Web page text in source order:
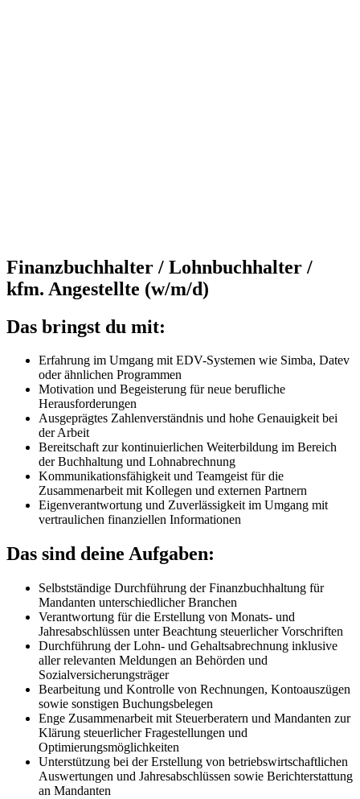
Finanzbuchhalter / Lohnbuchhalter /
kfm. Angestellte (w/m/d)
Das bringst du mit:
Erfahrung im Umgang mit EDV-Systemen wie Simba, Datev
oder ähnlichen Programmen
Motivation und Begeisterung für neue berufliche
Herausforderungen
Ausgeprägtes Zahlenverständnis und hohe Genauigkeit bei
der Arbeit
Bereitschaft zur kontinuierlichen Weiterbildung im Bereich
der Buchhaltung und Lohnabrechnung
Kommunikationsfähigkeit und Teamgeist für die
Zusammenarbeit mit Kollegen und externen Partnern
Eigenverantwortung und Zuverlässigkeit im Umgang mit
vertraulichen finanziellen Informationen
Das sind deine Aufgaben:
Selbstständige Durchführung der Finanzbuchhaltung für
Mandanten unterschiedlicher Branchen
Verantwortung für die Erstellung von Monats- und
Jahresabschlüssen unter Beachtung steuerlicher Vorschriften
Durchführung der Lohn- und Gehaltsabrechnung inklusive
aller relevanten Meldungen an Behörden und
Sozialversicherungsträger
Bearbeitung und Kontrolle von Rechnungen, Kontoauszügen
sowie sonstigen Buchungsbelegen
Enge Zusammenarbeit mit Steuerberatern und Mandanten zur
Klärung steuerlicher Fragestellungen und
Optimierungsmöglichkeiten
Unterstützung bei der Erstellung von betriebswirtschaftlichen
Auswertungen und Jahresabschlüssen sowie Berichterstattung
an Mandanten